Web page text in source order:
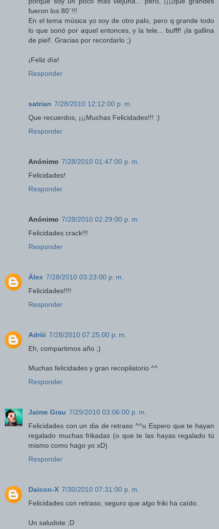
fueron los 80´!!!
En el tema música yo soy de otro palo, pero q grande todo
lo que sonó por aquel entonces, y la tele... bufff! ¡la gallina
de piel!. Gracias por recordarlo ;)
¡Feliz día!
Responder
satrian 7/28/2010 12:12:00 p. m.
Que recuerdos, ¡¡¡Muchas Felicidades!!! :)
Responder
Anónimo 7/28/2010 01:47:00 p. m.
Felicidades!
Responder
Anónimo 7/28/2010 02:29:00 p. m.
Felicidades crack!!!
Responder
Álex 7/28/2010 03:23:00 p. m.
Felicidades!!!!
Responder
Adriii 7/28/2010 07:25:00 p. m.
Eh, compartimos año ;)
Muchas felicidades y gran recopilatorio ^^
Responder
Jaime Grau 7/29/2010 03:06:00 p. m.
Felicidades con un dia de retraso ^^u Espero que te hayan
regalado muchas frikadas (o que te las hayas regalado tú
mismo como hago yo xD)
Responder
Daicon-X 7/30/2010 07:31:00 p. m.
Felicidades con retraso, seguro que algo friki ha caído.
Un saludote ;D